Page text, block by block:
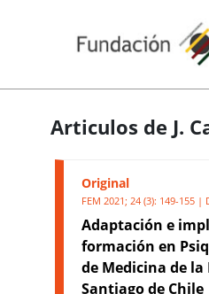
Articulos de J.
Original
FEM 2021; 24 (3): 149-155 |
Adaptación e
formación en
de Medicina de
Santiago de Chile